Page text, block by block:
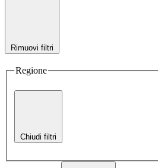
Rimuovi filtri
Regione
Chiudi filtri